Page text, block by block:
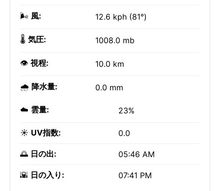
🌬️ 風: 12.6 kph (81°)
🌡️ 気圧: 1008.0 mb
👁️ 視程: 10.0 km
🌧️ 降水量: 0.0 mm
☁️ 雲量: 23%
☀️ UV指数: 0.0
🌅 日の出: 05:46 AM
🌇 日の入り: 07:41 PM